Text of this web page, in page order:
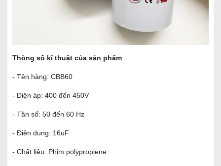
Thông số kĩ thuật của sản phẩm
- Tên hàng: CBB60
- Điện áp: 400 đến 450V
- Tần số: 50 đến 60 Hz
- Điện dung: 16uF
- Chất liệu: Phim polyproplene